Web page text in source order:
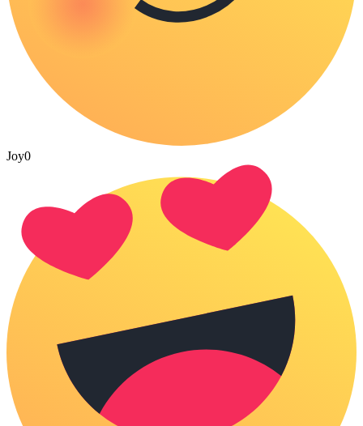
Joy0